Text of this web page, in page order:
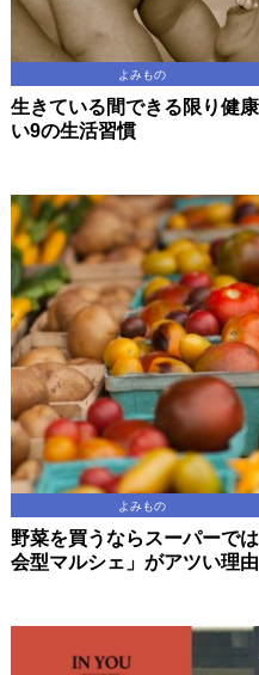
よみもの
生きている間できる限り健
い9の生活習慣
よみもの
野菜を買うならスーパーで
会型マルシェ」がアツい理由